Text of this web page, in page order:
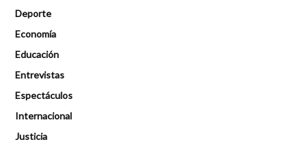
Deporte
Economía
Educación
Entrevistas
Espectáculos
Internacional
Justicia